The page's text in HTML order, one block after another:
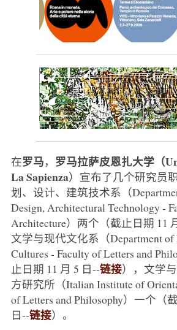
在罗马， 罗马拉萨皮恩扎大学（
La Sapienza）宣布了几个研究员
划、设计、建筑技术系（
Design, Architectural Technology -
Architecture）两个（截止日期 11
文学与现代文化系（Department of
Cultures - Faculty of Letters and
止日期 11 月 5 日--链接），文学
方研究所（Italian Institute of
of Letters and Philosophy）一个（
日--链接）。